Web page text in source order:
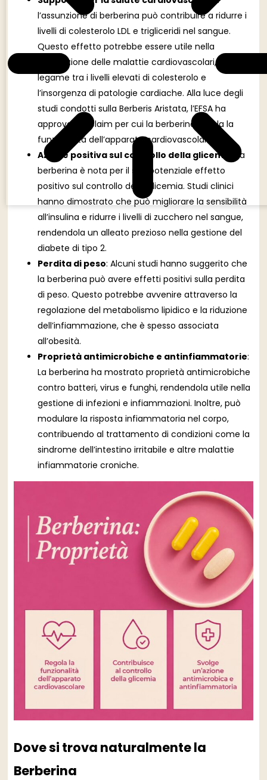
l’assunzione di berberina può contribuire a ridurre i
livelli di colesterolo LDL e trigliceridi nel sangue.
Questo effetto potrebbe essere utile nella
prevenzione delle malattie cardiovascolari, dato il
legame tra i livelli elevati di colesterolo e
l’insorgenza di patologie cardiache. Alla luce degli
studi condotti sulla Berberis Aristata, l’EFSA ha
approvato il claim per cui la berberina regola la
funzionalità dell’apparato cardiovascolare.
Azione positiva sul controllo della glicemia
: La
berberina è nota per il suo potenziale effetto
positivo sul controllo della glicemia. Studi clinici
hanno dimostrato che può migliorare la sensibilità
all’insulina e ridurre i livelli di zucchero nel sangue,
rendendola un alleato prezioso nella gestione del
diabete di tipo 2.
Perdita di peso: Alcuni studi hanno suggerito che
la berberina può avere effetti positivi sulla perdita
di peso. Questo potrebbe avvenire attraverso la
regolazione del metabolismo lipidico e la riduzione
dell’infiammazione, che è spesso associata
all’obesità.
Proprietà antimicrobiche e antinfiammatorie:
La berberina ha mostrato proprietà antimicrobiche
contro batteri, virus e funghi, rendendola utile nella
gestione di infezioni e infiammazioni. Inoltre, può
modulare la risposta infiammatoria nel corpo,
contribuendo al trattamento di condizioni come la
sindrome dell’intestino irritabile e altre malattie
infiammatorie croniche.
Dove si trova naturalmente la
Berberina